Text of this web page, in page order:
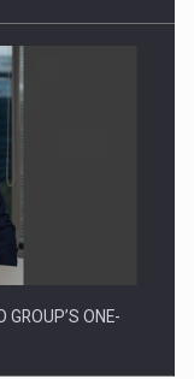
GROUP’S ONE-